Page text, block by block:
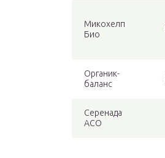
Микохелп
Био
Органик-
баланс
Серенада
АСО